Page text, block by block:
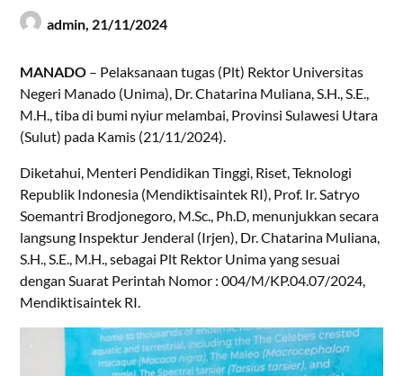
admin, 21/11/2024
MANADO – Pelaksanaan tugas (Plt) Rektor Universitas
Negeri Manado (Unima), Dr. Chatarina Muliana, S.H., S.E.,
M.H., tiba di bumi nyiur melambai, Provinsi Sulawesi Utara
(Sulut) pada Kamis (21/11/2024).
Diketahui, Menteri Pendidikan Tinggi, Riset, Teknologi
Republik Indonesia (Mendiktisaintek RI), Prof. Ir. Satryo
Soemantri Brodjonegoro, M.Sc., Ph.D, menunjukkan secara
langsung Inspektur Jenderal (Irjen), Dr. Chatarina Muliana,
S.H., S.E., M.H., sebagai Plt Rektor Unima yang sesuai
dengan Suarat Perintah Nomor : 004/M/KP.04.07/2024,
Mendiktisaintek RI.